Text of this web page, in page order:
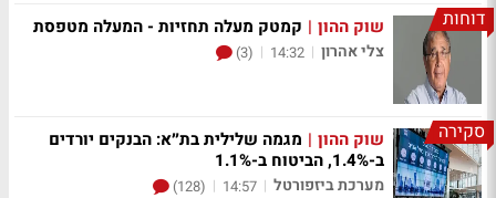
דוחות שוק ההון | קמטק מעלה תחזיות - המעלה מטפסת
צלי אהרון |
14:32
|
(3)
סקירה שוק ההון | מגמה שלילית בת״א: הבנקים יורדים
ב-1.4%, הביטוח ב-1.1%
מערכת ביזפורטל |
14:57
|
(128)